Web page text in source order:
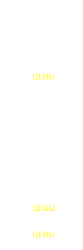
ЦЕНЫ
ЦЕНЫ
ЦЕНЫ